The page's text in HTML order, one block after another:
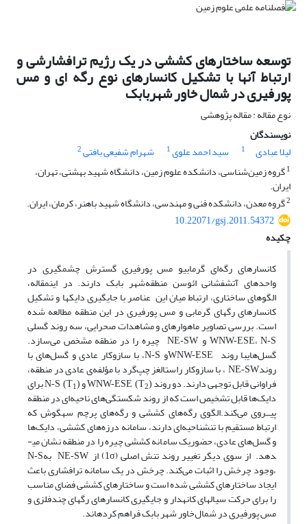
توسعه ساختارهای کششی در یک رژیم ترافشارشی و
ارتباط آنها با تشکیل کانسارهای نوع رگه ای و مس
پورفیری در شمال خاور شهربابک
نوع مقاله : مقاله پژوهشی
نویسندگان
لیلا عبادی
1 سید احمد علوی1 شهرام شفیعی‌ بافتی2
1گروه زمین‌شناسی، دانشکده علوم زمین، دانشگاه شهید بهشتی، تهران،
ایران.
2گروه معدن، دانشکده فنی و مهندسی، دانشگاه شهید باهنر، کرمان، ایران.
10.22071/gsj.2011.54372
چکیده
کانسارهای رگه­‌ای گرمابیو مس پورفیری گسترش چشمگیری در
واحدهای آتشفشانی ائوسن منطقه‌‌شهر بابک دارند. در اینمقاله،
الگوهای ساختاری، ارتباط میان این عناصر با جایگیری دایک­ها و تشکیل
کانسارهای رگه­ای گرمابی و مس پورفیری در این منطقه مطالعه شده
است. بررسی تصاویر ماهواره­ای و مشاهدات صحرایی، سه روند گسلی
WNW-ESE، N-S و NE-SW چیره را در منطقه مشخص می‌سازد.
گسل‌هایبا روند و N-S، با سازوکار عادی و گسل‌های با
روندNE-SW ، با سازوکار راستالغز چپ‌گرد با مؤلفه‌ی عادی در منطقه،
فراوانی قابل توجهی دارند. دو روند WNW-ESE (T2) و N-S (T1) برای
دایک‌ها قابل تشخیص است که از روند شکستگی‌های ناحیه‌ای در منطقه
پیــروی می‌کند.الگوی رگه‌های کششی و رگه‌های پرچم سه‏گوش که
ارتباط مستقیم با تنشناحیه‌ای دارند، سامانه درزه‌های کششی، دایک‌ها
و گسل‌های عادی، حضوریک سامانه کششی چیره را در منطقه نشان می­
دهد. از سوی دیگر تغییر روند تنش اصلی (1σ ) از بهN-S
،وجود چرخش را اثبات می‌کند. چرخش در یک سامانه ترافشاری باعث
ایجاد ساختارهای کششی شده است و ساختارهای کششی فضای مناسب
را برای حرکت سیال­های کانه­دار و جایگیری کانسارهای رگه­ای چندفلزی و
مس پورفیری در شمال­‌خاور شهر بابک فراهم کرده‏اند.